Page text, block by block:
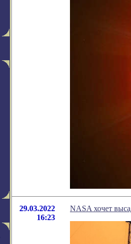
29.03.2022
16:23
NASA хочет